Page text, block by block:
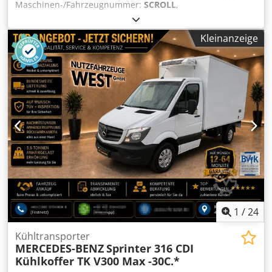
Maschinen-/Fahrzeugnummer: SCROLL,
, Leistung:
Art der Kühlung:Luft, Nagelneue Scroll-Kompressoren für
Klimaanlagen, einbaufertig, SH733QC2-U--> 12.000BTU
SG633GB1-S---> 9.500BTU SHV33YC6-G--->24.500BTU
SH933RC4-U--->14.500BTU SHY33MC4-U--->18.000BTU
Codpfowf U Igox Aptsha
Kleinanzeige
1 /24
Kühltransporter
MERCEDES-BENZSprinter 316 CDI
Kühlkoffer TK V300 Max -30C.*